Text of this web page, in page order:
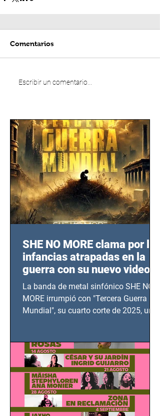
Comentarios
Escribir un comentario...
SHE NO MORE clama por las
infancias atrapadas en la
guerra con su nuevo video
TERCERA GUERRA
MUNDIAL
La banda de metal sinfónico SHE NO
MORE irrumpió con "Tercera Guerra
Mundial", su cuarto corte de 2025, un
bélicos.